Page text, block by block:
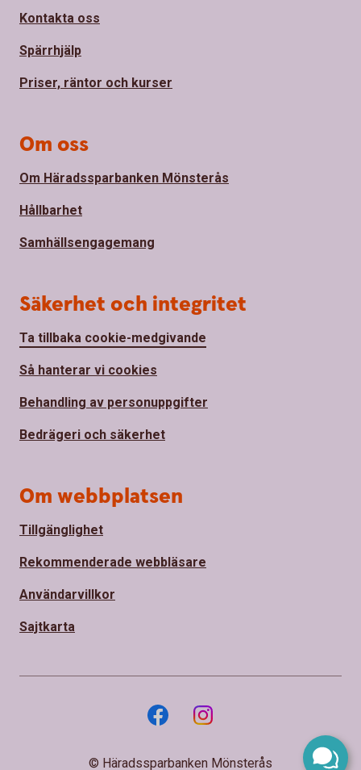
Kontakta oss
Spärrhjälp
Priser, räntor och kurser
Om oss
Om Häradssparbanken Mönsterås
Hållbarhet
Samhällsengagemang
Säkerhet och integritet
Ta tillbaka cookie-medgivande
Så hanterar vi cookies
Behandling av personuppgifter
Bedrägeri och säkerhet
Om webbplatsen
Tillgänglighet
Rekommenderade webbläsare
Användarvillkor
Sajtkarta
© Häradssparbanken Mönsterås